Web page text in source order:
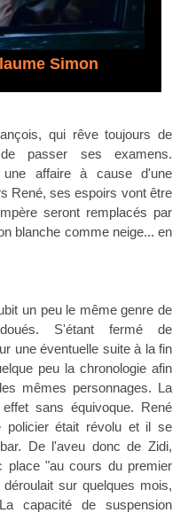
Simon
qui rêve toujours de
passer ses examens.
affaire à cause d'une
René, ses espoirs vont être
seront remplacés par
blanche comme neige... en
un peu le même genre de
S'étant fermé de
une éventuelle suite à la fin
peu la chronologie afin
mêmes personnages. La
sans équivoque. René
policier était révolu et il se
De l'aveu donc de Zidi,
place "au cours du premier
sur quelques mois,
capacité de suspension